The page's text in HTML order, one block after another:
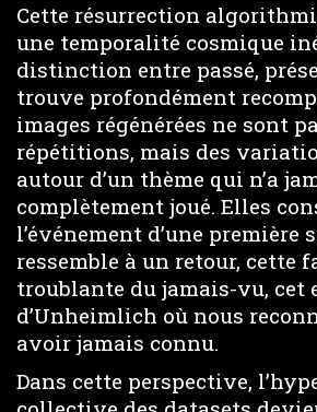
Cette résurrection
une temporalité cosmique
distinction entre passé,
trouve profondément
images régénérées ne sont
répétitions, mais des
autour d’un thème qui n’a
complètement joué. Elles
l’événement d’une première
ressemble à un retour, cette
troublante du jamais-vu, cet
d’Unheimlich où nous
avoir jamais connu.
Dans cette perspective,